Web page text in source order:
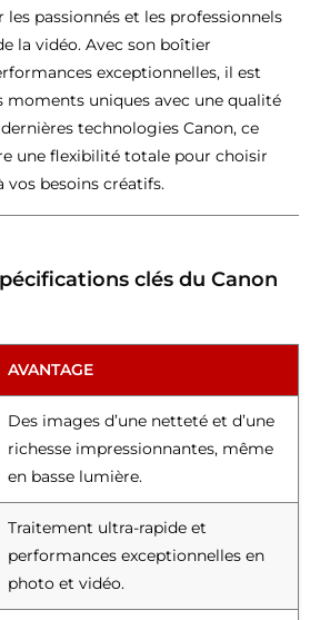
passionnés et les professionnels
la vidéo. Avec son boîtier
exceptionnelles, il est
moments uniques avec une qualité
technologies Canon, ce
une flexibilité totale pour choisir
vos besoins créatifs.
clés du Canon
AVANTAGE
Des images d’une netteté et d’une
richesse impressionnantes, même
en basse lumière.
Traitement ultra-rapide et
performances exceptionnelles en
photo et vidéo.